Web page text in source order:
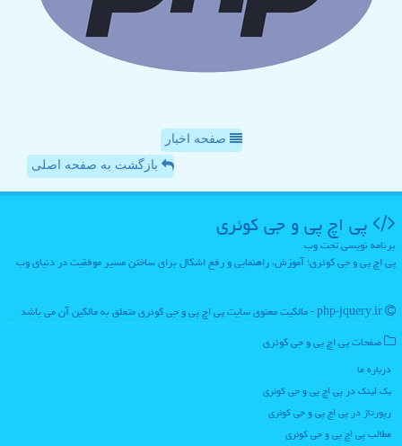
صفحه اخبار
بازگشت به صفحه اصلی
پی اچ پی و جی كوئری
برنامه نویسی تحت وب
پی اچ پی و جی کوئری؛ آموزش، راهنمایی و رفع اشکال برای ساختن مسیر موفقیت در دنیای وب
صفحات پی اچ پی و جی كوئری
درباره ما
بک لینک در پی اچ پی و جی كوئری
رپورتاژ در پی اچ پی و جی كوئری
مطالب پی اچ پی و جی كوئری